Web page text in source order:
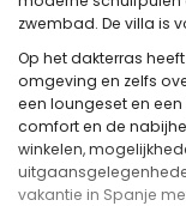
zwembad. De villa is
Op het dakterras
omgeving en zelfs
een loungeset en een
comfort en de
winkelen,
vakantie in Spanje